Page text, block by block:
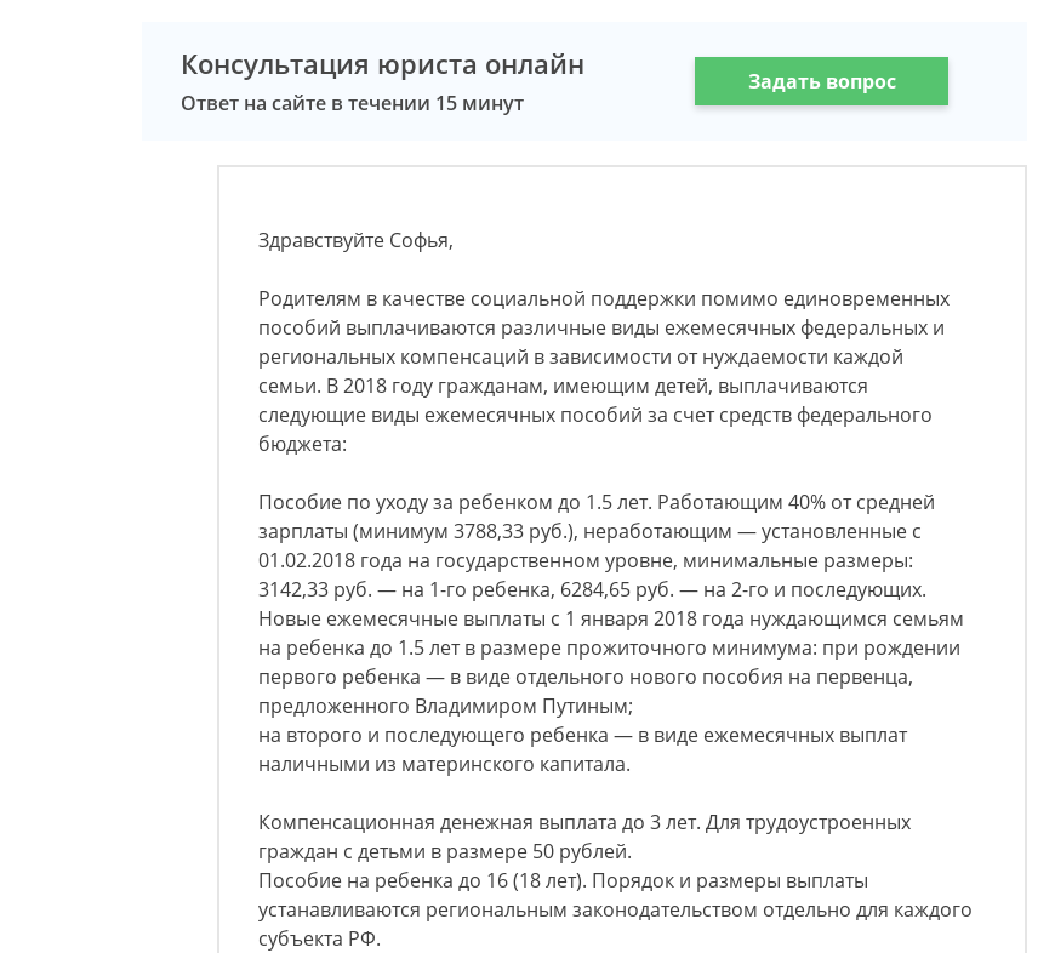
Консультация юриста онлайн
Ответ на сайте в течении 15 минут
Задать вопрос
Здравствуйте Софья,
Родителям в качестве социальной поддержки помимо единовременных
пособий выплачиваются различные виды ежемесячных федеральных и
региональных компенсаций в зависимости от нуждаемости каждой
семьи. В 2018 году гражданам, имеющим детей, выплачиваются
следующие виды ежемесячных пособий за счет средств федерального
бюджета:
Пособие по уходу за ребенком до 1.5 лет. Работающим 40% от средней
зарплаты (минимум 3788,33 руб.), неработающим — установленные с
01.02.2018 года на государственном уровне, минимальные размеры:
3142,33 руб. — на 1-го ребенка, 6284,65 руб. — на 2-го и последующих.
Новые ежемесячные выплаты с 1 января 2018 года нуждающимся семьям
на ребенка до 1.5 лет в размере прожиточного минимума: при рождении
первого ребенка — в виде отдельного нового пособия на первенца,
предложенного Владимиром Путиным;
на второго и последующего ребенка — в виде ежемесячных выплат
наличными из материнского капитала.
Компенсационная денежная выплата до 3 лет. Для трудоустроенных
граждан с детьми в размере 50 рублей.
Пособие на ребенка до 16 (18 лет). Порядок и размеры выплаты
устанавливаются региональным законодательством отдельно для каждого
субъекта РФ.